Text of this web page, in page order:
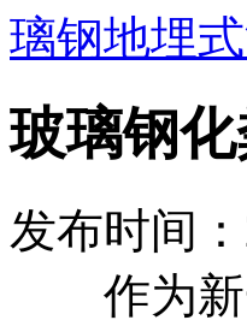
璃钢地埋
玻璃钢
发布时间
作为新